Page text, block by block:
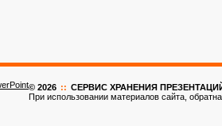
© 2026 :: CЕРВИС ХРАНЕНИЯ ПРЕЗЕНТАЦИЙ
При использовании материалов сайта,